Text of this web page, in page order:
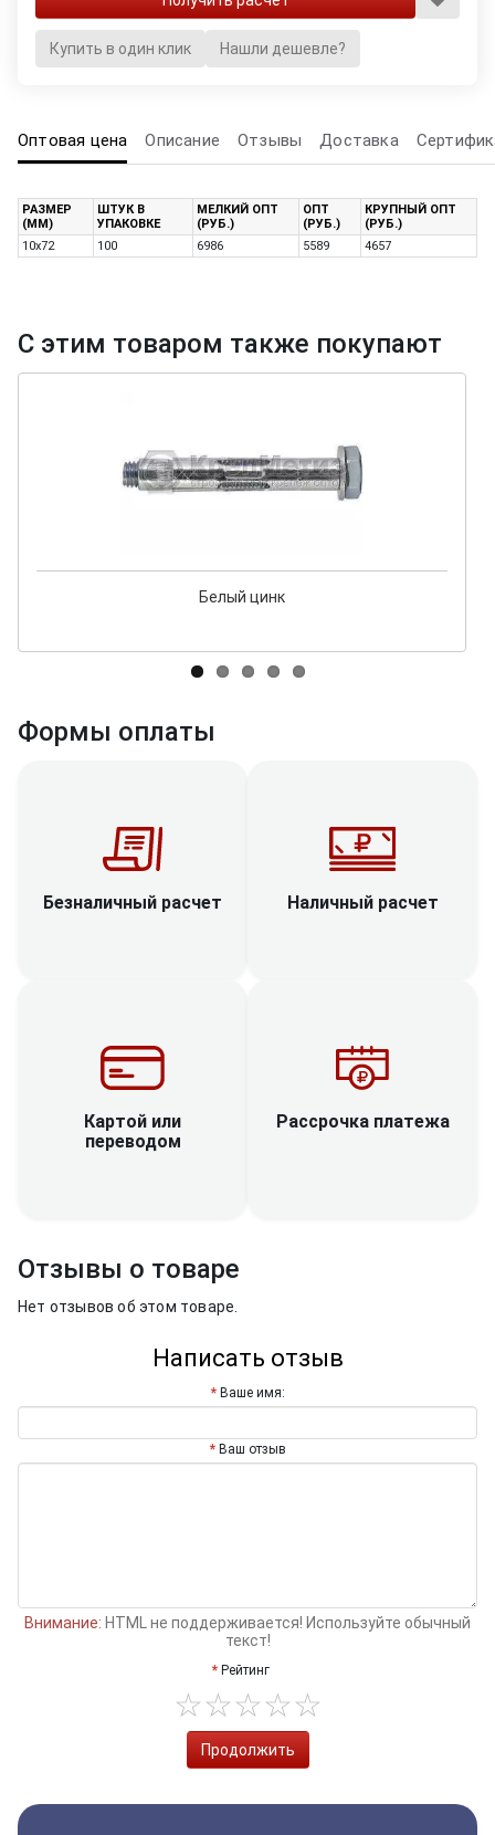
Купить в один клик Нашли дешевле?
Оптовая цена Описание Отзывы Доставка
РАЗМЕР
(ММ)
ШТУК В
УПАКОВКЕ
МЕЛКИЙ ОПТ
(РУБ.)
ОПТ
(РУБ.)
КРУПНЫЙ ОПТ
(РУБ.)
10х72
100 6986 5589 4657
С этим товаром также покупают
Белый цинк
Формы оплаты
Безналичный расчет Наличный расчет
Картой или
переводом
Рассрочка платежа
Отзывы о товаре
Нет отзывов об этом товаре.
Написать отзыв
Ваше имя:
Ваш отзыв
Внимание: HTML не поддерживается! Используйте обычный
текст!
Рейтинг
Продолжить